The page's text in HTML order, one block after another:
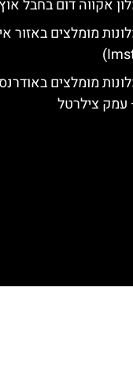
אקווה דום בחבל
מומלצים באזור
עמק צילרטל